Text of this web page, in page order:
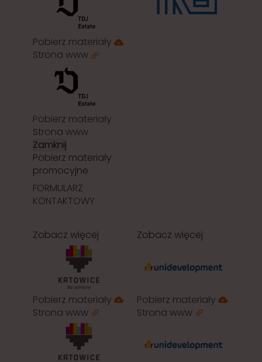
Pobierz materiały
Strona www
Pobierz materiały
Strona www
Zamknij
Pobierz materiały
promocyjne
FORMULARZ
KONTAKTOWY
Zobacz więcej
Pobierz materiały
Strona www
Zobacz więcej
Pobierz materiały
Strona www